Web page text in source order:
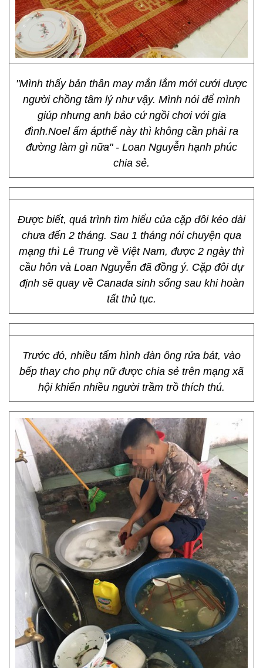
"Mình thấy bản thân may mắn lắm mới cưới được
người chồng tâm lý như vậy. Mình nói để mình
giúp nhưng anh bảo cứ ngồi chơi với gia
đình.Noel ấm ápthế này thì không cần phải ra
đường làm gì nữa" - Loan Nguyễn hạnh phúc
chia sẻ.
Được biết, quá trình tìm hiểu của cặp đôi kéo dài
chưa đến 2 tháng. Sau 1 tháng nói chuyện qua
mạng thì Lê Trung về Việt Nam, được 2 ngày thì
cầu hôn và Loan Nguyễn đã đồng ý. Cặp đôi dự
định sẽ quay về Canada sinh sống sau khi hoàn
tất thủ tục.
Trước đó, nhiều tấm hình đàn ông rửa bát, vào
bếp thay cho phụ nữ được chia sẻ trên mạng xã
hội khiến nhiều người trầm trồ thích thú.